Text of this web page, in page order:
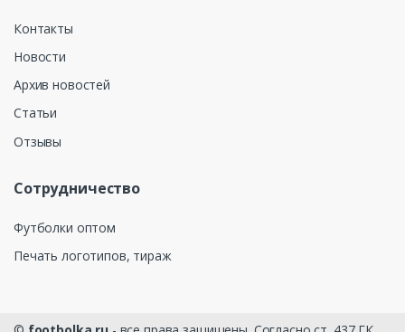
Контакты
Новости
Архив новостей
Статьи
Отзывы
Сотрудничество
Футболки оптом
Печать логотипов, тираж